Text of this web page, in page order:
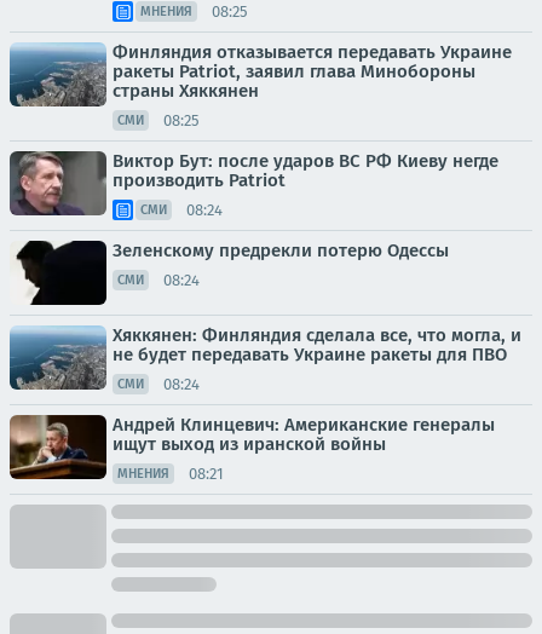
МНЕНИЯ 08:25
Финляндия отказывается передавать Украине
ракеты Patriot, заявил глава Минобороны
страны Хяккянен
СМИ 08:25
Виктор Бут: после ударов ВС РФ Киеву негде
производить Patriot
СМИ 08:24
Зеленскому предрекли потерю Одессы
СМИ 08:24
Хяккянен: Финляндия сделала все, что могла, и
не будет передавать Украине ракеты для ПВО
СМИ 08:24
Андрей Клинцевич: Американские генералы
ищут выход из иранской войны
МНЕНИЯ 08:21